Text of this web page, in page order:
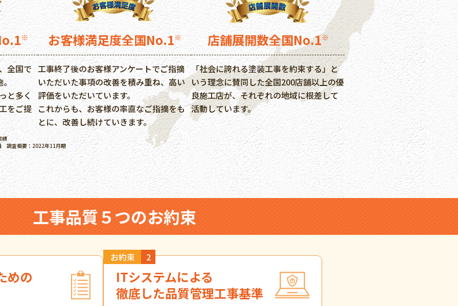
※
全国で
。
と多く
をご提
お客様満足度全国No.1※
工事終了後のお客様アンケートでご指摘
いただいた事項の改善を積み重ね、高い
評価をいただいています。
これからも、お客様の率直なご指摘をも
とに、改善し続けていきます。
店舗展開数全国No.1※
「社会に誇れる塗装工事を約束する」と
いう理念に賛同した全国200店舗以上の優
良施工店が、それぞれの地域に根差して
活動しています。
績
調査概要：2022年11月期
工事品質５つのお約束
めの
お約束 2
ITシステムによる
徹底した品質管理工事基準